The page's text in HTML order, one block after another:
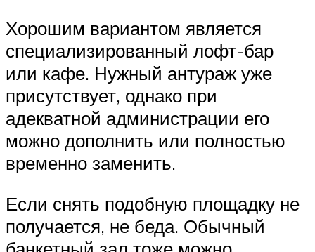
Хорошим вариантом является
специализированный лофт-бар
или кафе. Нужный антураж уже
присутствует, однако при
адекватной администрации его
можно дополнить или полностью
временно заменить.
Если снять подобную площадку не
получается, не беда. Обычный